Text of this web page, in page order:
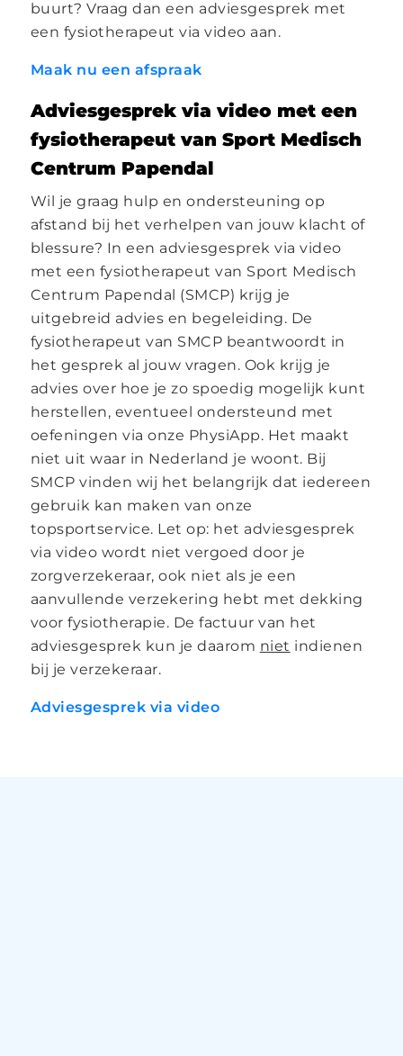
buurt? Vraag dan een adviesgesprek met
een fysiotherapeut via video aan.
Maak nu een afspraak
Adviesgesprek via video met een
fysiotherapeut van Sport Medisch
Centrum Papendal
Wil je graag hulp en ondersteuning op
afstand bij het verhelpen van jouw klacht of
blessure? In een adviesgesprek via video
met een fysiotherapeut van Sport Medisch
Centrum Papendal (SMCP) krijg je
uitgebreid advies en begeleiding. De
fysiotherapeut van SMCP beantwoordt in
het gesprek al jouw vragen. Ook krijg je
advies over hoe je zo spoedig mogelijk kunt
herstellen, eventueel ondersteund met
oefeningen via onze PhysiApp. Het maakt
niet uit waar in Nederland je woont. Bij
SMCP vinden wij het belangrijk dat iedereen
gebruik kan maken van onze
topsportservice. Let op: het adviesgesprek
via video wordt niet vergoed door je
zorgverzekeraar, ook niet als je een
aanvullende verzekering hebt met dekking
voor fysiotherapie. De factuur van het
adviesgesprek kun je daarom niet indienen
bij je verzekeraar.
Adviesgesprek via video